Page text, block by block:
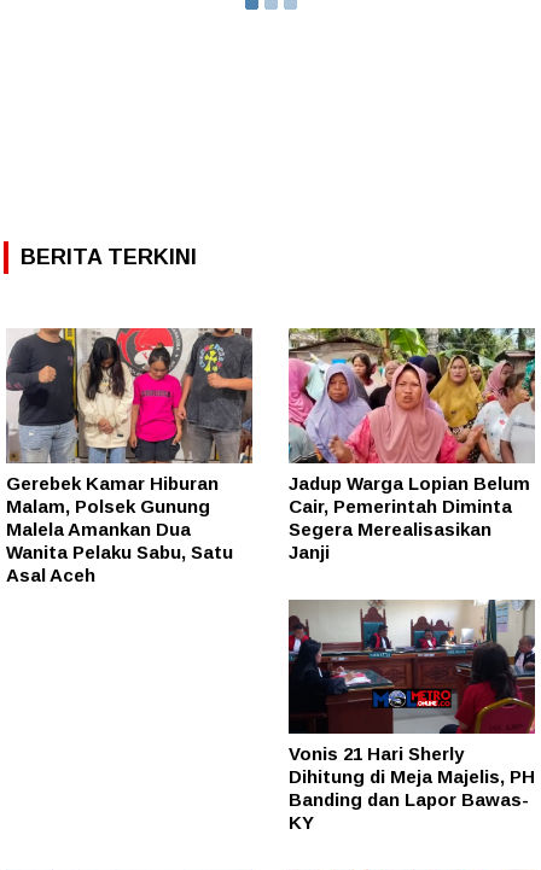
BERITA TERKINI
Gerebek Kamar Hiburan
Malam, Polsek Gunung
Malela Amankan Dua
Wanita Pelaku Sabu, Satu
Asal Aceh
Jadup Warga Lopian Belum
Cair, Pemerintah Diminta
Segera Merealisasikan
Janji
Vonis 21 Hari Sherly
Dihitung di Meja Majelis, PH
Banding dan Lapor Bawas-
KY